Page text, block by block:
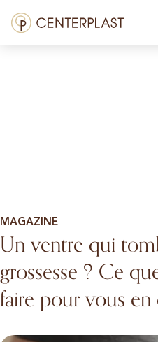
Aller
auMenü
FR
MAGAZINE
Un ventre qui
grossesse ? Ce
faire pour vous en